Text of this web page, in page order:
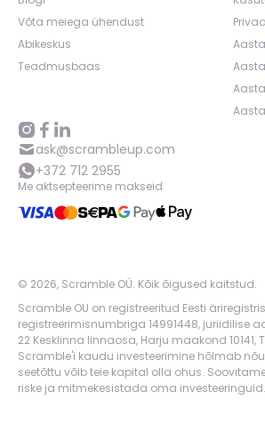
Võta meiega ühendust
Abikeskus
Teadmusbaas
ask@scrambleup.com
+372 712 2955
Me aktsepteerime makseid
© 2026, Scramble OÜ. Kõik õigused kaitstud.
Scramble OU on registreeritud Eesti äriregistris
registreerimisnumbriga 14991448, juriidilise
22 Kesklinna linnaosa, Harju maakond 10141,
Scramble'i kaudu investeerimine hõlmab
seetõttu võib teie kapital olla ohus.
riske ja mitmekesistada oma investeeringuid.